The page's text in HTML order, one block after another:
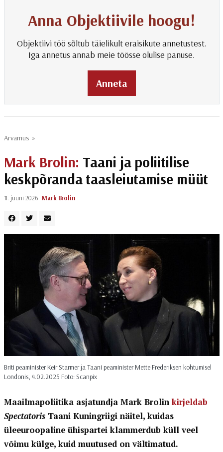
Anna Objektiivile hoogu!
Objektiivi töö sõltub täielikult eraisikute annetustest.
Iga annetus annab meie töösse olulise panuse.
Anneta
Arvamus»
Mark Brolin: Taani ja poliitilise
keskpõranda taasleiutamise müüt
11. juuni 2026 Mark Brolin
Briti peaminister Keir Starmer ja Taani peaminister Mette Frederiksen kohtumisel
Londonis, 4.02.2025 Foto: Scanpix
Maailmapoliitika asjatundja Mark Brolinkirjeldab
SpectatorisTaani Kuningriigi näitel, kuidas
üleeuroopaline ühispartei klammerdub küll veel
võimu külge, kuid muutused on vältimatud.